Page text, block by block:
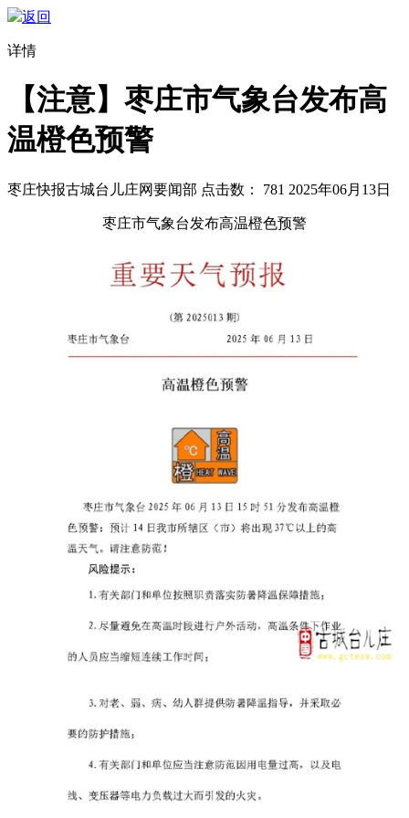
返回
详情
【注意】枣庄市气象台发布高
温橙色预警
枣庄快报古城台儿庄网要闻部 点击数： 781 2025年06月13日
枣庄市气象台发布高温橙色预警